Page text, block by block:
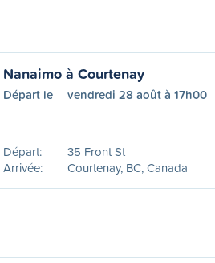
Nanaimo à Courtenay
Départ le vendredi 28 août à 17h00
Départ:
35 Front St
Arrivée:
Courtenay, BC, Canada